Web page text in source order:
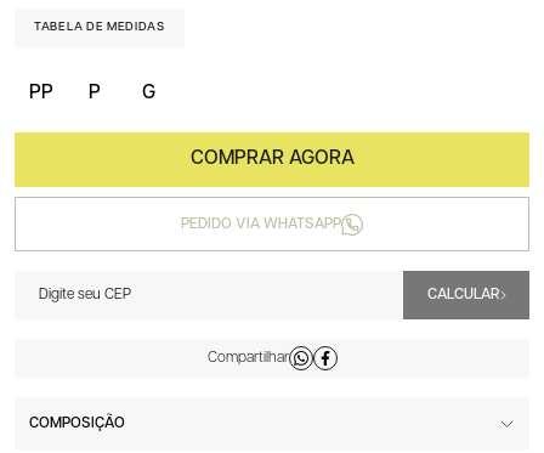
TABELA DE MEDIDAS
PP P G
PEDIDO VIA WHATSAPP
COMPOSIÇÃO